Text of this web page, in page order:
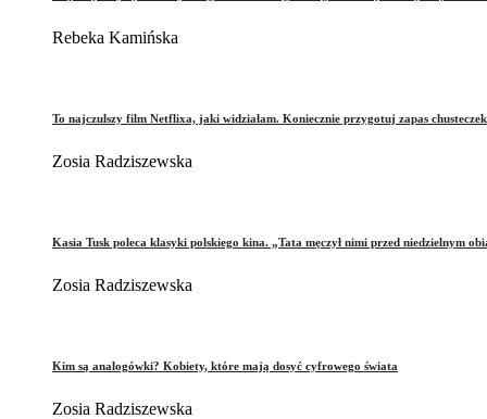
Rebeka Kamińska
To najczulszy film Netflixa, jaki widziałam. Koniecznie przygotuj zapas chusteczek
Zosia Radziszewska
Kasia Tusk poleca klasyki polskiego kina. „Tata męczył nimi przed niedzielnym
Zosia Radziszewska
Kim są analogówki? Kobiety, które mają dosyć cyfrowego świata
Zosia Radziszewska